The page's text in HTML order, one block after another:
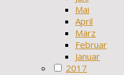
Mai
April
März
Februar
Januar
2017